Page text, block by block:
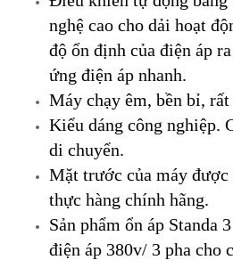
nghệ cao cho dải hoạt
độ ổn định của điện áp
ứng điện áp nhanh.
Máy chạy êm, bền
Kiểu dáng công nghiệp.
di chuyển.
Mặt trước của máy được
thực hàng chính hãng.
Sản phẩm ổn áp Standa
điện áp 380v/ 3 pha cho